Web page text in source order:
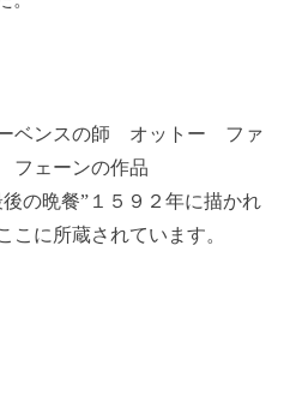
ベンスの師 オットー ファ
フェーンの作品
後の晩餐”１５９２年に描かれ
こに所蔵されています。